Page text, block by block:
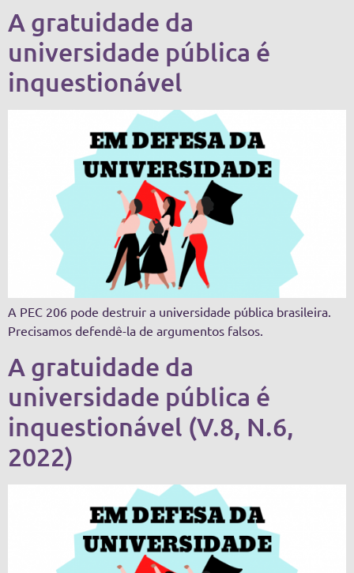
A gratuidade da
universidade pública é
inquestionável
A PEC 206 pode destruir a universidade pública brasileira.
Precisamos defendê-la de argumentos falsos.
A gratuidade da
universidade pública é
inquestionável (V.8, N.6,
2022)